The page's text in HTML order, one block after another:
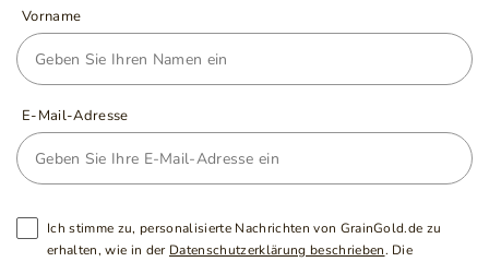
Vorname
E-Mail-Adresse
Ich stimme zu, personalisierte Nachrichten von GrainGold.de zu
erhalten, wie in der Datenschutzerklärung beschrieben. Die